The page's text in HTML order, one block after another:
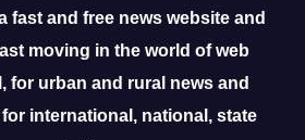
fast and free news website and
moving in the world of web
for urban and rural news and
international, national, state